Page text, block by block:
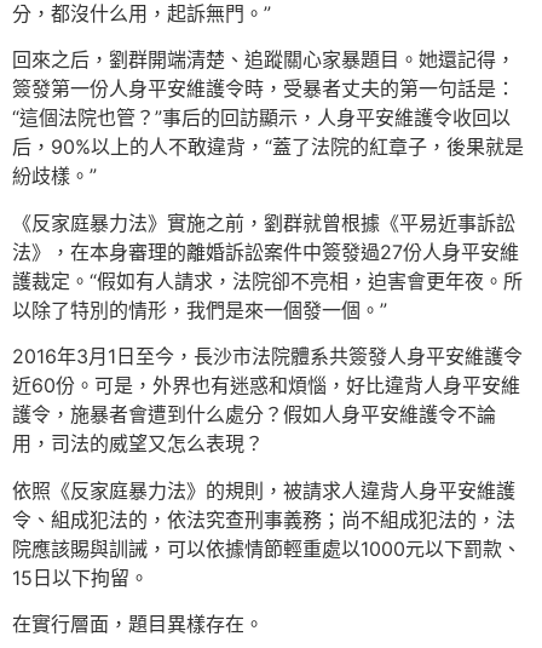
分，都沒什么用，起訴無門。”
回來之后，劉群開端清楚、追蹤關心家暴題目。她還記得，
簽發第一份人身平安維護令時，受暴者丈夫的第一句話是：
“這個法院也管？”事后的回訪顯示，人身平安維護令收回以
后，90%以上的人不敢違背，“蓋了法院的紅章子，後果就是
紛歧樣。”
《反家庭暴力法》實施之前，劉群就曾根據《平易近事訴訟
法》，在本身審理的離婚訴訟案件中簽發過27份人身平安維
護裁定。“假如有人請求，法院卻不亮相，迫害會更年夜。所
以除了特別的情形，我們是來一個發一個。”
2016年3月1日至今，長沙市法院體系共簽發人身平安維護令
近60份。可是，外界也有迷惑和煩惱，好比違背人身平安維
護令，施暴者會遭到什么處分？假如人身平安維護令不論
用，司法的威望又怎么表現？
依照《反家庭暴力法》的規則，被請求人違背人身平安維護
令、組成犯法的，依法究查刑事義務；尚不組成犯法的，法
院應該賜與訓誡，可以依據情節輕重處以1000元以下罰款、
15日以下拘留。
在實行層面，題目異樣存在。